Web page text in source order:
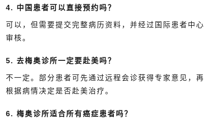
4. 中国患者可以直接预约吗？
可以，但需要提交完整病历资料，并经过国际患者中心
审核。
5. 去梅奥诊所一定要赴美吗？
不一定。部分患者可先通过远程会诊获得专家意见，再
根据病情决定是否赴美治疗。
6. 梅奥诊所适合所有癌症患者吗？